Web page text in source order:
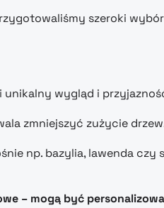
szeroki
wygląd i
zmniejszyć zużycie
np. bazylia, lawenda czy
– mogą być